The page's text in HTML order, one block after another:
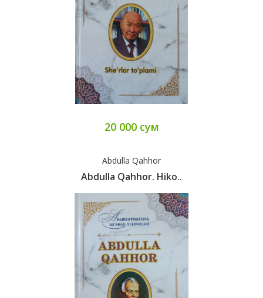
20 000 сум
Abdulla Qahhor
Abdulla Qahhor. Hiko..